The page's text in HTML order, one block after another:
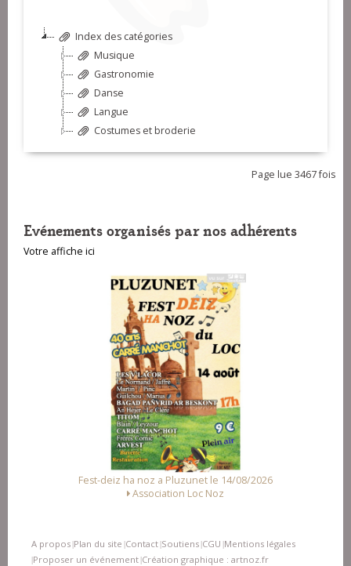
Index des catégories
Musique
Gastronomie
Danse
Langue
Costumes et broderie
Page lue 3467 fois
Evénements organisés par nos adhérents
Votre affiche ici
ha noz a Pluzunet le 14/08/2026
A propos |Plan du site |Contact |Soutiens |CGU |Mentions légales
|Proposer un événement |Création graphique : artnoz.fr